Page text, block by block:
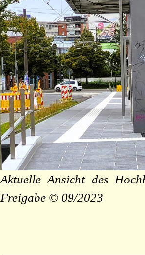
Aktuelle Ansicht des
Freigabe © 09/2023